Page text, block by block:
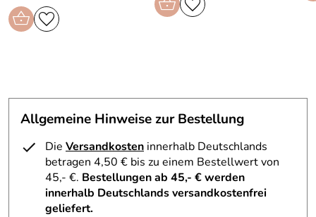
Allgemeine Hinweise zur Bestellung
Die Versandkosten innerhalb Deutschlands
betragen 4,50 € bis zu einem Bestellwert von
45,- €. Bestellungen ab 45,- € werden
innerhalb Deutschlands versandkostenfrei
geliefert.